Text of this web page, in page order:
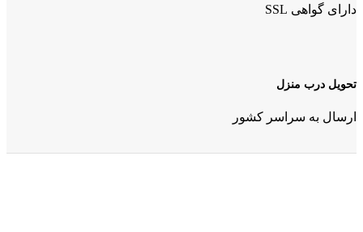
دارای گواهی SSL
تحویل درب منزل
ارسال به سراسر کشور